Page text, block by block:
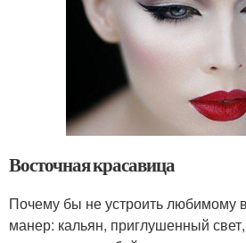
Восточная красавица
Почему бы не устроить любимому
манер: кальян, приглушенный